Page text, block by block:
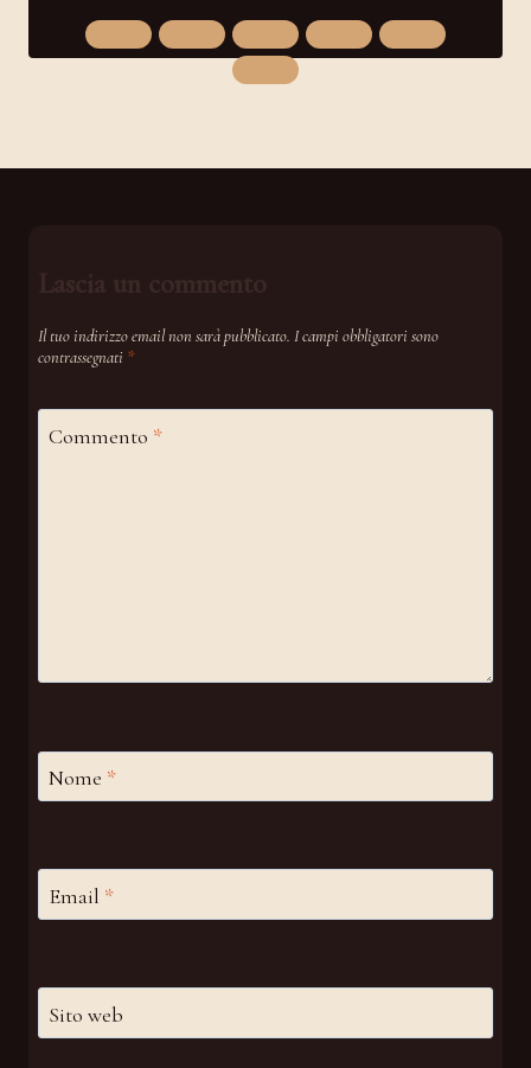
Il tuo indirizzo email non sarà pubblicato. I campi obbligatori sono
contrassegnati *
Commento *
Nome *
Email *
Sito web